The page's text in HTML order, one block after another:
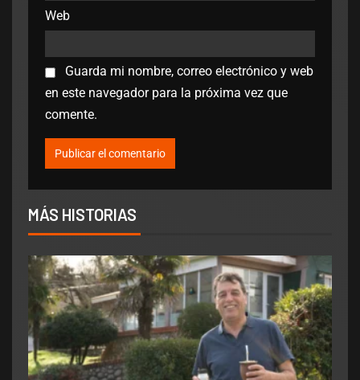
Web
Guarda mi nombre, correo electrónico y web
en este navegador para la próxima vez que
comente.
MÁS HISTORIAS